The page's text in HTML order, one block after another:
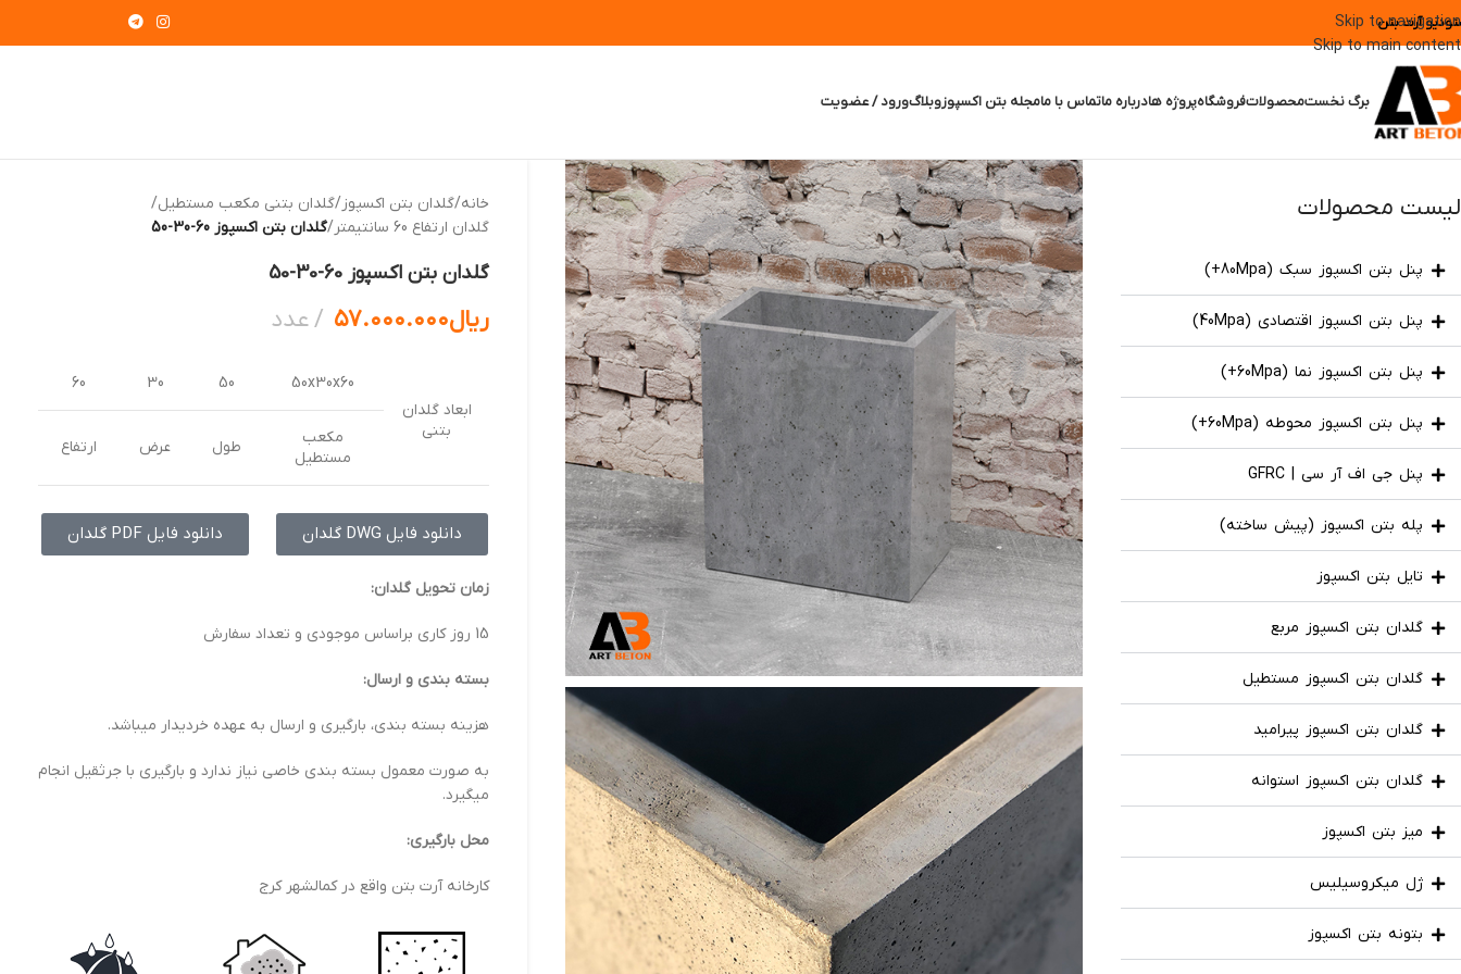
Skip to navigation
Skip to main content
آرت بتن
برگ نخستمحصولاتفروشگاهپروژه هادرباره ماتماس با مامجله بتن اکسپوزوبلاگورود / عضویت
لیست محصولات
پنل بتن اکسپوز سبک (80Mpa+)
پنل بتن اکسپوز اقتصادی (40Mpa)
پنل بتن اکسپوز نما (60Mpa+)
پنل بتن اکسپوز محوطه (60Mpa+)
پنل جی اف آر سی | GFRC
پله بتن اکسپوز (پیش ساخته)
تایل بتن اکسپوز
گلدان بتن اکسپوز مربع
گلدان بتن اکسپوز مستطیل
گلدان بتن اکسپوز پیرامید
گلدان بتن اکسپوز استوانه
میز بتن اکسپوز
ژل میکروسیلیس
بتونه بتن اکسپوز
خانه/گلدان بتن اکسپوز/گلدان بتنی مکعب مستطیل/
گلدان ارتفاع 60 سانتیمتر
/گلدان بتن اکسپوز 60-30-50
گلدان بتن اکسپوز 60-30-50
ریال۵۷.۰۰۰.۰۰۰ عدد
ابعاد گلدان
بتنی
50x30x60
50
30
60
مکعب
مستطیل
طول عرض ارتفاع
دانلود فایل DWG گلدان دانلود فایل PDF گلدان
زمان تحویل گلدان:
15 روز کاری براساس موجودی و تعداد سفارش
بسته بندی و ارسال:
هزینه بسته بندی، بارگیری و ارسال به عهده خردیدار میباشد.
به صورت معمول بسته بندی خاصی نیاز ندارد و بارگیری با جرثقیل انجام
میگیرد.
محل بارگیری:
کارخانه آرت بتن واقع در کمالشهر کرج